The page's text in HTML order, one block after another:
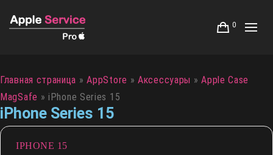
0
Главная страница »AppStore »Аксессуары »Apple Case
MagSafe »iPhone Series 15
iPhone Series 15
IPHONE 15